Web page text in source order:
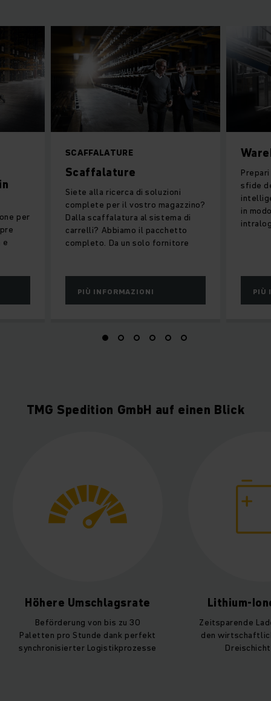
SCAFFALATURE
Scaffalature
Siete alla ricerca di soluzioni
complete per il vostro magazzino?
Dalla scaffalatura al sistema di
carrelli? Abbiamo il pacchetto
completo. Da un solo fornitore
PIÙ INFORMAZIONI
sfide
in
PIÙ
per
e
TMG Spedition GmbH auf einen Blick
Lithium-Ionen Power
Zeitsparende Ladeprozesse für
den wirtschaftlichen Zwei- und
Dreischichtbetrieb
Geringere
Senkung der
Lagerkosten
Lithium-